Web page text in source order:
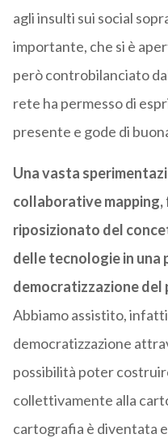
agli insulti sui social
importante, che si è
però controbilanciato
rete ha permesso di
presente e gode di
Una vasta
collaborative mapping,
riposizionato del
delle tecnologie in
democratizzazione
Abbiamo assistito,
democratizzazione
possibilità poter
collettivamente alla
cartografia è diventata